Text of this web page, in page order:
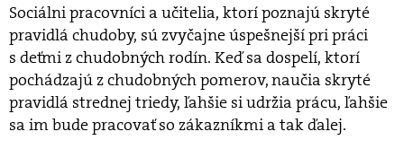
Sociálni pracovníci a učitelia, ktorí poznajú skryté
pravidlá chudoby, sú zvyčajne úspešnejší pri práci
s deťmi z chudobných rodín. Keď sa dospelí, ktorí
pochádzajú z chudobných pomerov, naučia skryté
pravidlá strednej triedy, ľahšie si udržia prácu, ľahšie
sa im bude pracovať so zákazníkmi a tak ďalej.